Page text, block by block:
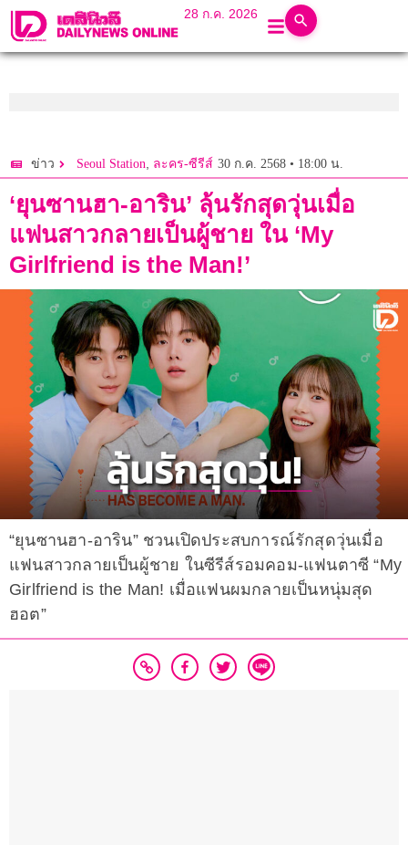
28 ก.ค. 2026
ข่าว Seoul Station, ละคร-ซีรีส์ 30 ก.ค. 2568 • 18:00 น.
‘ยุนซานฮา-อาริน’ ลุ้นรักสุดวุ่นเมื่อ
แฟนสาวกลายเป็นผู้ชาย ใน ‘My
Girlfriend is the Man!’
“ยุนซานฮา-อาริน” ชวนเปิดประสบการณ์รักสุดวุ่นเมื่อ
แฟนสาวกลายเป็นผู้ชาย ในซีรีส์รอมคอม-แฟนตาซี “My
Girlfriend is the Man! เมื่อแฟนผมกลายเป็นหนุ่มสุด
ฮอต”